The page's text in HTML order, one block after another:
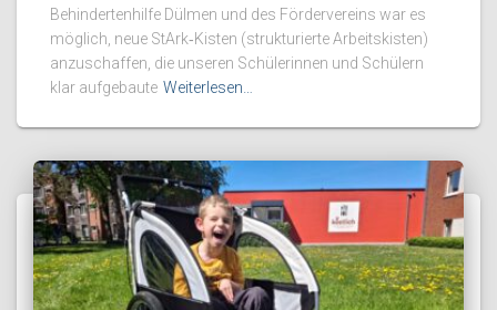
Behindertenhilfe Dülmen und des Fördervereins war es
möglich, neue StArk‑Kisten (strukturierte Arbeitskisten)
anzuschaffen, die unseren Schülerinnen und Schülern
klar aufgebaute Weiterlesen…